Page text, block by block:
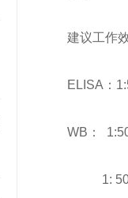
建议工作
ELISA：
WB：
1: 500